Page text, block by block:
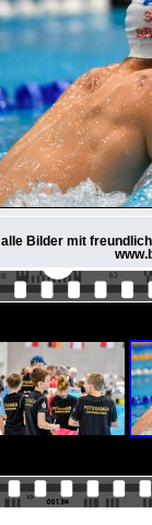
alle Bilder mit